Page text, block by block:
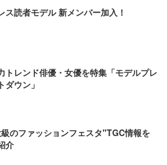
ス読者モデル 新メンバー加入！
トレンド俳優・女優を特集「モデルプレ
ダウン」
のファッションフェスタ"TGC情報を
介